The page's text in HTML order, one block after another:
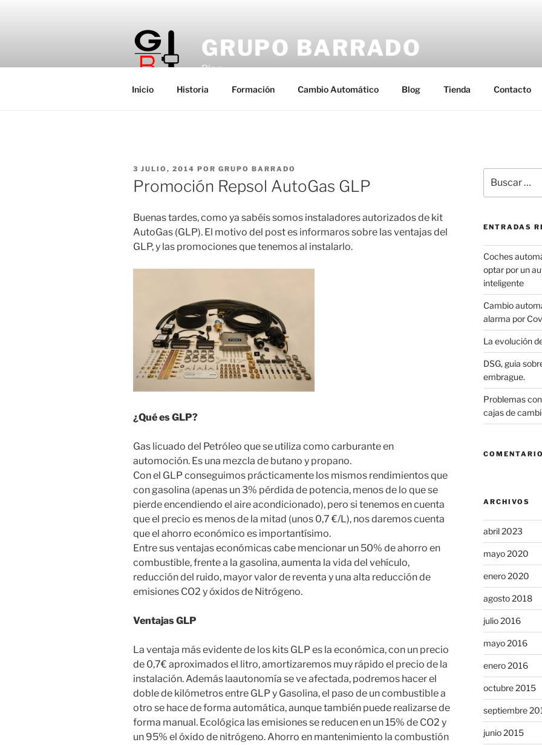
GRUPO BARRADO
Blog
Inicio Historia Formación Cambio Automático Blog Tienda Contacto
PUBLICADO
EL
3 JULIO, 2014 POR GRUPO BARRADO
Promoción Repsol AutoGas GLP
Buenas tardes, como ya sabéis somos instaladores autorizados de kit
AutoGas (GLP). El motivo del post es informaros sobre las ventajas del
GLP, y las promociones que tenemos al instalarlo.
¿Qué es GLP?
Gas licuado del Petróleo que se utiliza como carburante en
automoción. Es una mezcla de butano y propano.
Con el GLP conseguimos prácticamente los mismos rendimientos que
con gasolina (apenas un 3% pérdida de potencia, menos de lo que se
pierde encendiendo el aire acondicionado), pero si tenemos en cuenta
que el precio es menos de la mitad (unos 0,7 €/L), nos daremos cuenta
que el ahorro económico es importantísimo.
Entre sus ventajas económicas cabe mencionar un 50% de ahorro en
combustible, frente a la gasolina, aumenta la vida del vehículo,
reducción del ruido, mayor valor de reventa y una alta reducción de
emisiones CO2 y óxidos de Nitrógeno.
Ventajas GLP
La ventaja más evidente de los kits GLP es la económica, con un precio
de 0,7€ aproximados el litro, amortizaremos muy rápido el precio de la
instalación. Además laautonomía se ve afectada, podremos hacer el
doble de kilómetros entre GLP y Gasolina, el paso de un combustible a
otro se hace de forma automática, aunque también puede realizarse de
forma manual. Ecológica las emisiones se reducen en un 15% de CO2 y
un 95% el óxido de nitrógeno. Ahorro en mantenimiento la combustión
por:
ENTRADAS
Coches
optar por un
inteligente
Cambio
alarma por
La evolución
DSG, guia
embrague.
Problemas
cajas de
ARCHIVOS
abril 2023
mayo 2020
enero 2020
agosto 2018
julio 2016
mayo 2016
enero 2016
octubre 2015
septiembre
junio 2015